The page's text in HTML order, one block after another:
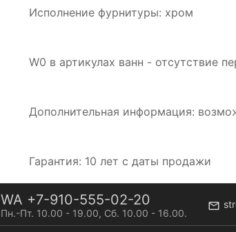
Исполнение фурнитуры: хром
W0 в артикулах ванн - отсутствие
Дополнительная информация:
Гарантия: 10 лет с даты продажи
WA +7-910-555-02-20
Пн.-Пт. 10.00 - 19.00, Сб. 10.00 - 16.00.